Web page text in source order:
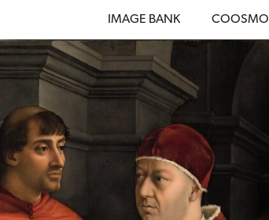
IMAGE BANK COOSMO